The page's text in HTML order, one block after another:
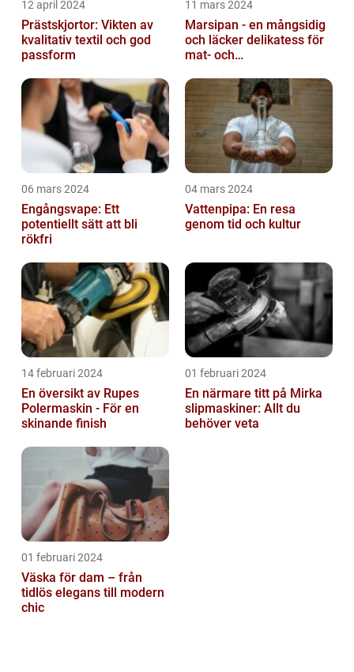
12 april 2024
Prästskjortor: Vikten av
kvalitativ textil och god
passform
11 mars 2024
Marsipan - en mångsidig
och läcker delikatess för
mat- och
06 mars 2024
Engångsvape: Ett
potentiellt sätt att bli
rökfri
04 mars 2024
Vattenpipa: En resa
genom tid och kultur
14 februari 2024
En översikt av Rupes
Polermaskin - För en
skinande finish
01 februari 2024
En närmare titt på Mirka
slipmaskiner: Allt du
behöver veta
01 februari 2024
Väska för dam – från
tidlös elegans till modern
chic